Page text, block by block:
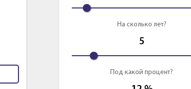
На сколько лет?
5
Под какой процент?